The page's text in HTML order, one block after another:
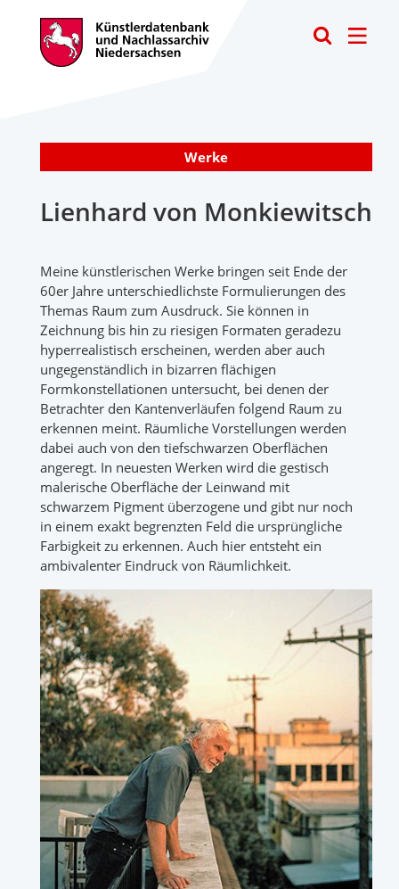
Werke
Lienhard von Monkiewitsch
Meine künstlerischen Werke bringen seit Ende der
60er Jahre unterschiedlichste Formulierungen des
Themas Raum zum Ausdruck. Sie können in
Zeichnung bis hin zu riesigen Formaten geradezu
hyperrealistisch erscheinen, werden aber auch
ungegenständlich in bizarren flächigen
Formkonstellationen untersucht, bei denen der
Betrachter den Kantenverläufen folgend Raum zu
erkennen meint. Räumliche Vorstellungen werden
dabei auch von den tiefschwarzen Oberflächen
angeregt. In neuesten Werken wird die gestisch
malerische Oberfläche der Leinwand mit
schwarzem Pigment überzogene und gibt nur noch
in einem exakt begrenzten Feld die ursprüngliche
Farbigkeit zu erkennen. Auch hier entsteht ein
ambivalenter Eindruck von Räumlichkeit.